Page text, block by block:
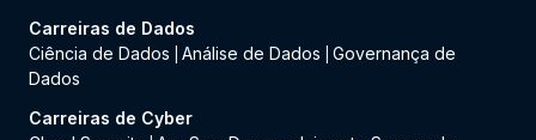
Carreiras de Dados
Ciência de Dados
Análise de Dados
Governança de
Dados
Carreiras de Cyber